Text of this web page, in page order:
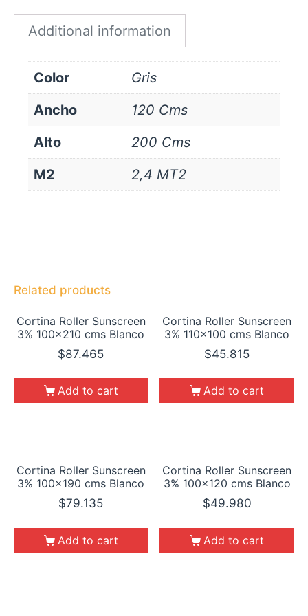
Additional information
Color
Gris
Ancho
120 Cms
Alto
200 Cms
M2
2,4 MT2
Related products
Cortina Roller Sunscreen
3% 100×210 cms Blanco
$87.465
Add to cart
Cortina Roller Sunscreen
3% 110×100 cms Blanco
$45.815
Add to cart
Cortina Roller Sunscreen
3% 100×190 cms Blanco
$79.135
Add to cart
Cortina Roller Sunscreen
3% 100×120 cms Blanco
$49.980
Add to cart